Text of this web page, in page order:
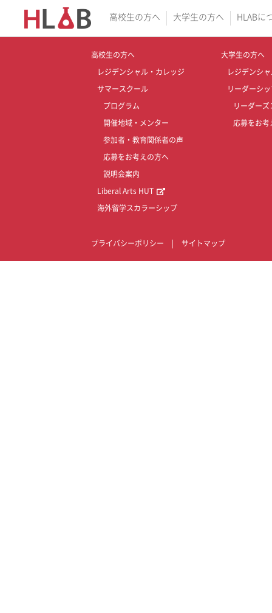
高校生の方へ 大学生の方へ HLABに
高校生の方へ
レジデンシャル・カレッジ
サマースクール
プログラム
開催地域・メンター
参加者・教育関係者の声
応募をお考えの方へ
説明会案内
Liberal Arts HUT
海外留学スカラーシップ
大学生の方へ
レジデンシ
リーダーシ
リーダーズ
応募をお考
プライバシーポリシー サイトマップ